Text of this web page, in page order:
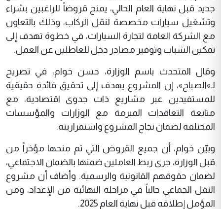
جديد قبل نهاية العام الحالي، يمنح قروضاً للراغبين بشراء
وتشغيل سيارات مخصصة لنقل الركاب، وذلك بالتعاون
مع الشركة العامة لتجارة السيارات، في خطوة تهدف إلى
تمكين الشباب وتوفير مصادر دخل للعاطلين عن العمل.
وقال المتحدث باسم الوزارة، حسن خوام، في تصريح
لـ»الصباح»، إن المشروع يهدف إلى تحقيق فائدة حقيقية
للمستفيدين عبر مشاريع ذات جدوى اقتصادية، مع
متابعة التعاقدات المبرمة مع الوزارات والمؤسسات
المختلفة لضمان نجاح المشروع واستمراريته.
وبيّن خوام، أن جميع القروض التي تم منحها مؤخراً من
قبل الوزارة، جرى ربط العاملين ضمنها بالضمان الاجتماعي،
لضمان حقوقهم القانونية والرسمية. وأضاف أن مشروع
النقل الجماعي حالياً في مراحله النهائية من الإعداد، ومن
المؤمل إطلاقه قبل نهاية العام 2025.